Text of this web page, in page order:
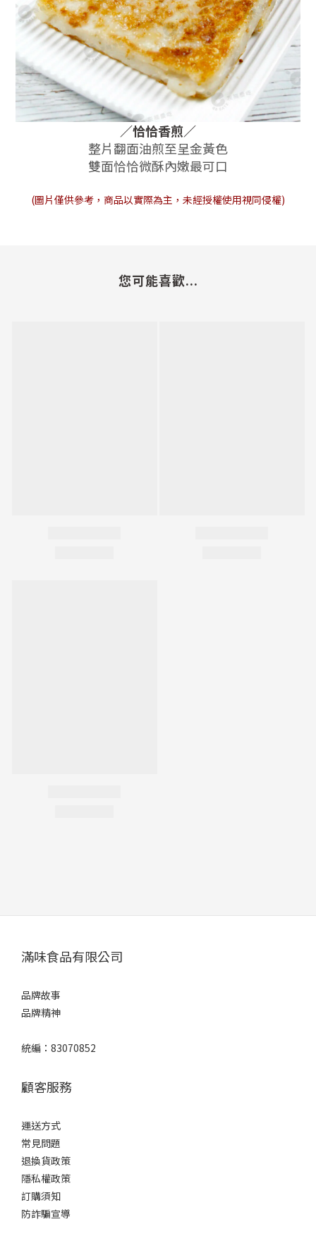
／恰恰香煎／
整片翻面油煎至呈金黃色
雙面恰恰微酥內嫩最可口
(圖片僅供參考，商品以實際為主，未經授權使用視同侵權)
您可能喜歡...
滿味食品有限公司
品牌故事
品牌精神
統編：83070852
顧客服務
運送方式
常見問題
退換貨政策
隱私權政策
訂購須知
防詐騙宣導